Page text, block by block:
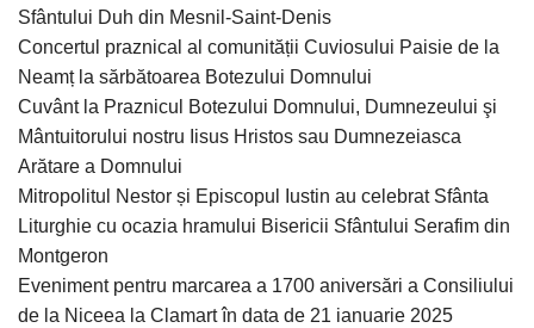
Sfântului Duh din Mesnil-Saint-Denis
Concertul praznical al comunității Cuviosului Paisie de la
Neamț la sărbătoarea Botezului Domnului
Cuvânt la Praznicul Botezului Domnului, Dumnezeului şi
Mântuitorului nostru Iisus Hristos sau Dumnezeiasca
Arătare a Domnului
Mitropolitul Nestor și Episcopul Iustin au celebrat Sfânta
Liturghie cu ocazia hramului Bisericii Sfântului Serafim din
Montgeron
Eveniment pentru marcarea a 1700 aniversări a Consiliului
de la Niceea la Clamart în data de 21 ianuarie 2025